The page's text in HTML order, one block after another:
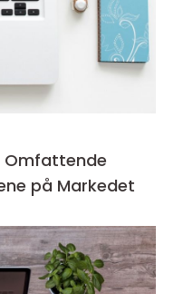
Omfattende
på Markedet